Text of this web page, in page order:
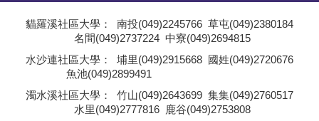
貓羅溪社區大學： 南投(049)2245766 草屯(049)2380184
名間(049)2737224 中寮(049)2694815
水沙連社區大學： 埔里(049)2915668 國姓(049)2720676
魚池(049)2899491
濁水溪社區大學： 竹山(049)2643699 集集(049)2760517
水里(049)2777816 鹿谷(049)2753808